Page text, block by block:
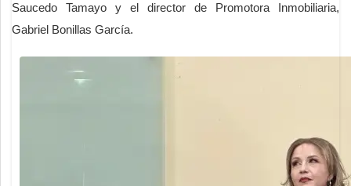
Saucedo Tamayo y el director de Promotora Inmobiliaria,
Gabriel Bonillas García.